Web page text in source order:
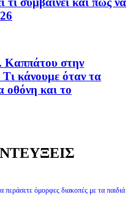
στην
κάνουμε όταν τα
οθόνη και το
όμορφες διακοπές με τα παιδιά